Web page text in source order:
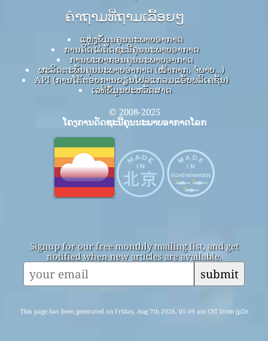
ຄໍາຖາມທີ່ຖາມເລື້ອຍໆ
ແຫຼ່ງຂໍ້ມູນຄຸນນະພາບອາກາດ
ການຄິດໄລ່ດັດຊະນີຄຸນນະພາບອາກາດ
ການພະຍາກອນຄຸນນະພາບອາກາດ
ຜະລິດຕະພັນຄຸນນະພາບອາກາດ (ໜ້າກາກ, ຈໍພາບ…)
API (ການໂຕ້ຕອບການຂຽນໂປລແກລມແອັບພລິເຄຊັນ)
ເວທີຂໍ້ມູນປະຫວັດສາດ
© 2008-2025
ໂຄງການດັດຊະນີຄຸນນະພາບອາກາດໂລກ
Signup for our free monthly mailing list, and get
notified when new articles are available.
submit
This page has been generated on Friday, Aug 7th 2026, 05:49 am CST from jp2n